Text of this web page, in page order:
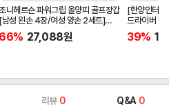
니헤르슨 파워그립 올양피 골프장갑
[남성 왼손 4장/여성 양손 2세트]
[화이트][케이스포함]
66% 27,088원
[한양인터
드라이버 헤
[HD-302]
39%
리뷰 0 Q&A 0